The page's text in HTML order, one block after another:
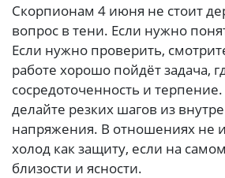
Скорпионам 4 июня не стоит
вопрос в тени. Если нужно
Если нужно проверить,
работе хорошо пойдёт задача,
сосредоточенность и
делайте резких шагов из
напряжения. В отношениях не
холод как защиту, если на
близости и ясности.